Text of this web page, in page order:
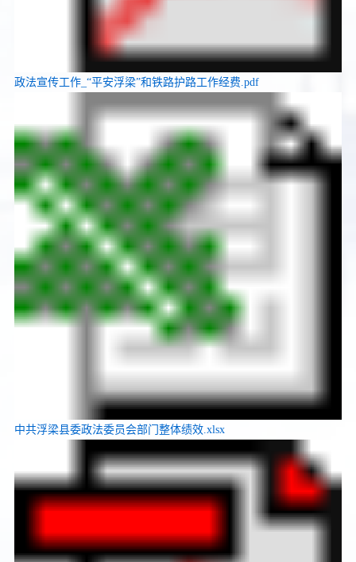
政法宣传工作_“平安浮梁”和铁路护路工作经费.pdf
中共浮梁县委政法委员会部门整体绩效.xlsx